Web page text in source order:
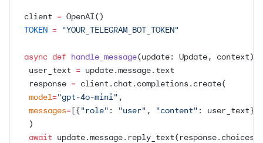
client = OpenAI()
TOKEN = "YOUR_TELEGRAM_BOT_TOKEN"
async def handle_message(update: Update, context):
user_text = update.message.text
response = client.chat.completions.create(
model="gpt-4o-mini" ,
messages=[{"role" : "user" , "content" : user_text}],
)
await update.message.reply_text(response.choices[